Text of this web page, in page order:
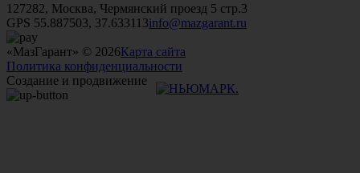
127282, Москва, Чермянский проезд 5 стр.3
GPS 55.887503, 37.633113info@mazgarant.ru
«МазГарант» © 2026Карта сайта
Политика конфиденциальности
Создание и продвижение